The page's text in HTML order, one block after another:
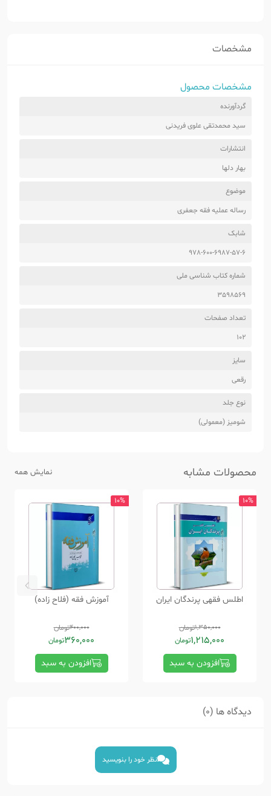
مشخصات
مشخصات محصول
گردآورنده
سید محمدتقی علوی فریدنی
انتشارات
بهار دلها
موضوع
رساله عملیه فقه جعفری
شابک
978-600-6987-57-6
شماره کتاب شناسی ملی
3598569
تعداد صفحات
102
سایز
رقعی
نوع جلد
شومیز (معمولی)
محصولات مشابه نمایش همه
10%
اطلس فقهی پرندگان ایران
1,350,000تومان
1,215,000تومان
افزودن به سبد
10%
آموزش فقه (فلاح زاده)
400,000تومان
360,000تومان
افزودن به سبد
دیدگاه ها (0)
نظر خود را بنویسید